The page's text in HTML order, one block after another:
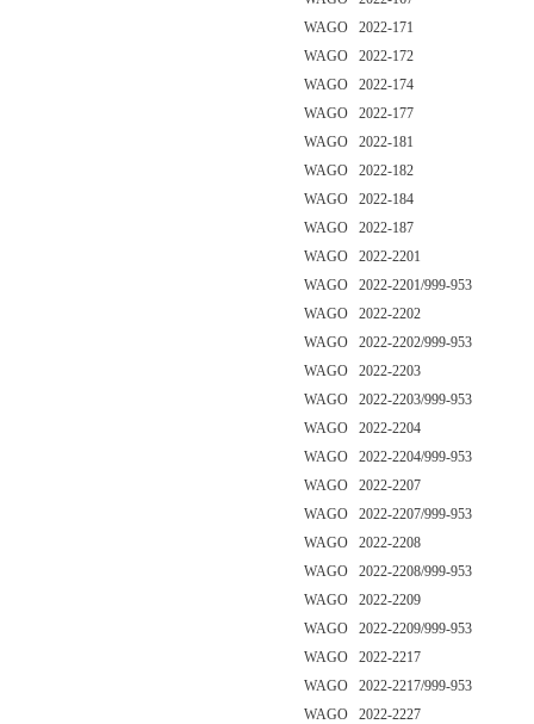
WAGO 2022-171
WAGO 2022-172
WAGO 2022-174
WAGO 2022-177
WAGO 2022-181
WAGO 2022-182
WAGO 2022-184
WAGO 2022-187
WAGO 2022-2201
WAGO 2022-2201/999-953
WAGO 2022-2202
WAGO 2022-2202/999-953
WAGO 2022-2203
WAGO 2022-2203/999-953
WAGO 2022-2204
WAGO 2022-2204/999-953
WAGO 2022-2207
WAGO 2022-2207/999-953
WAGO 2022-2208
WAGO 2022-2208/999-953
WAGO 2022-2209
WAGO 2022-2209/999-953
WAGO 2022-2217
WAGO 2022-2217/999-953
WAGO 2022-2227